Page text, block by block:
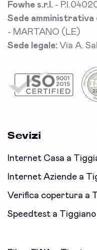
Fowhe s.r.l. -
Sede
- MARTANO (LE)
Sede legale: Via A.
Sevizi
Internet Casa a
Internet Aziende a
Verifica copertura a
Speedtest a Tiggiano